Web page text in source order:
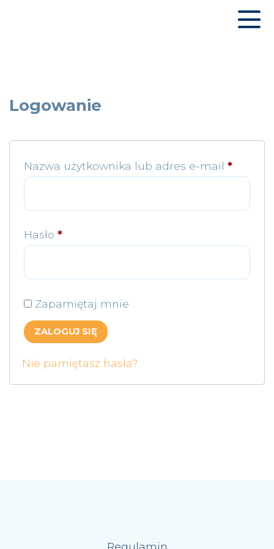
Logowanie
Nazwa użytkownika lub adres e-mail *
Hasło *
Zapamiętaj mnie
ZALOGUJ SIĘ
Nie pamiętasz hasła?